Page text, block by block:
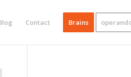
Contact Brains